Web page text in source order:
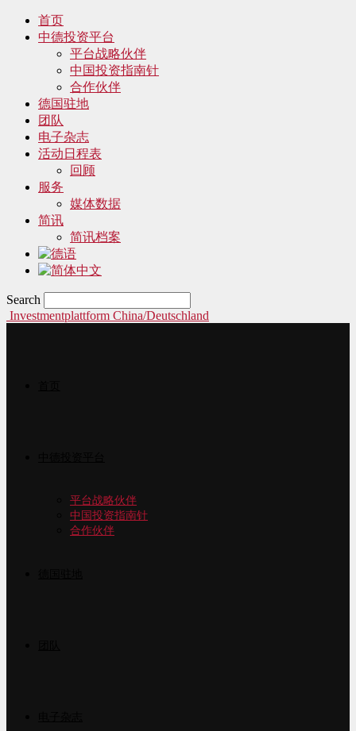
首页
中德投资平台
平台战略伙伴
中国投资指南针
合作伙伴
德国驻地
团队
电子杂志
活动日程表
回顾
服务
媒体数据
简讯
简讯档案
Search
Investmentplattform China/Deutschland
平台战略伙伴
中国投资指南针
合作伙伴